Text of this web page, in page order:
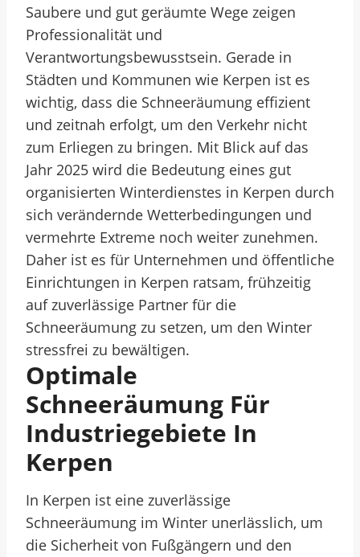
Saubere und gut geräumte Wege zeigen
Professionalität und
Verantwortungsbewusstsein. Gerade in
Städten und Kommunen wie Kerpen ist es
wichtig, dass die Schneeräumung effizient
und zeitnah erfolgt, um den Verkehr nicht
zum Erliegen zu bringen. Mit Blick auf das
Jahr 2025 wird die Bedeutung eines gut
organisierten Winterdienstes in Kerpen durch
sich verändernde Wetterbedingungen und
vermehrte Extreme noch weiter zunehmen.
Daher ist es für Unternehmen und öffentliche
Einrichtungen in Kerpen ratsam, frühzeitig
auf zuverlässige Partner für die
Schneeräumung zu setzen, um den Winter
stressfrei zu bewältigen.
Optimale
Schneeräumung Für
Industriegebiete In
Kerpen
In Kerpen ist eine zuverlässige
Schneeräumung im Winter unerlässlich, um
die Sicherheit von Fußgängern und den